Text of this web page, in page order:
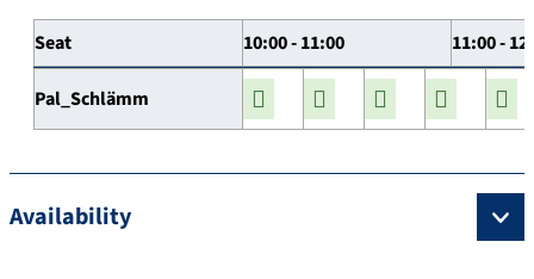
Seat 10:00 - 11:00 11:00 -
Pal_Schlämm
Availability